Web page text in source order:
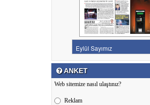
ANKET
Web sitemize nasıl ulaştınız?
Reklam